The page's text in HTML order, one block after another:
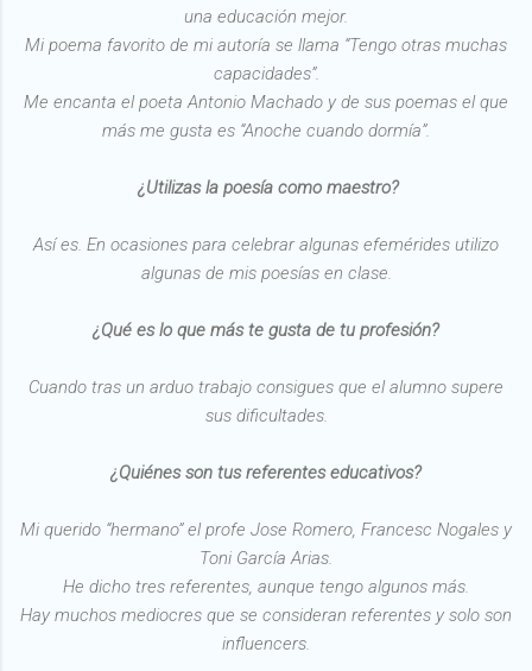
una educación mejor.
Mi poema favorito de mi autoría se llama “Tengo otras muchas
capacidades”.
Me encanta el poeta Antonio Machado y de sus poemas el que
más me gusta es “Anoche cuando dormía”.
¿Utilizas la poesía como maestro?
Así es. En ocasiones para celebrar algunas efemérides utilizo
algunas de mis poesías en clase.
¿Qué es lo que más te gusta de tu profesión?
Cuando tras un arduo trabajo consigues que el alumno supere
sus dificultades.
¿Quiénes son tus referentes educativos?
Mi querido “hermano” el profe Jose Romero, Francesc Nogales y
Toni García Arias.
He dicho tres referentes, aunque tengo algunos más.
Hay muchos mediocres que se consideran referentes y solo son
influencers.